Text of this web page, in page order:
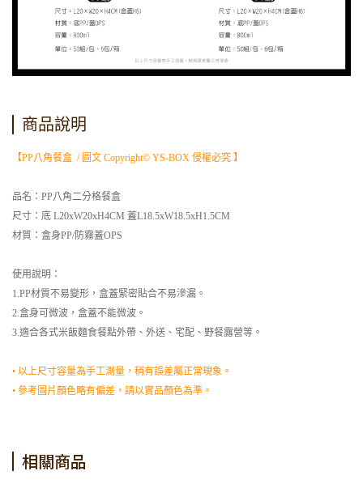
商品說明
【PP八角餐盒 / 圖文 Copyright© YS-BOX 侵權必究 】
品名：PP八角二分格餐盒
尺寸：底 L20xW20xH4CM 蓋L18.5xW18.5xH1.5CM
材質：盒身PP/防霧蓋OPS
使用說明：
1.PP材質不易變形，盒蓋緊密貼合不易滲漏。
2.盒身可微波，盒蓋不能微波。
3.適合各式米飯麵食餐點外帶、外送、宅配、野餐露營等。
• 以上尺寸容量為手工測量，稍有誤差屬正常現象。
• 參考圖片顏色略有偏差，請以實品顏色為準。
相關商品